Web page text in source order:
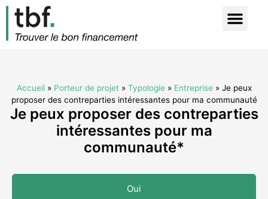
Accueil» Porteur de projet» Typologie» Entreprise» Je peux
proposer des contreparties intéressantes pour ma communauté
Je peux proposer des contreparties
intéressantes pour ma
communauté*
Oui